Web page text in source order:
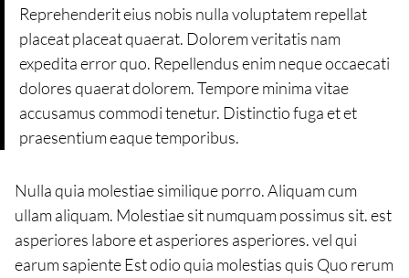
Reprehenderit eius nobis nulla voluptatem repellat
placeat placeat quaerat. Dolorem veritatis nam
expedita error quo. Repellendus enim neque occaecati
dolores quaerat dolorem. Tempore minima vitae
accusamus commodi tenetur. Distinctio fuga et et
praesentium eaque temporibus.
Nulla quia molestiae similique porro. Aliquam cum
ullam aliquam. Molestiae sit numquam possimus sit. est
asperiores labore et asperiores asperiores. vel qui
earum sapiente Est odio quia molestias quis Quo rerum